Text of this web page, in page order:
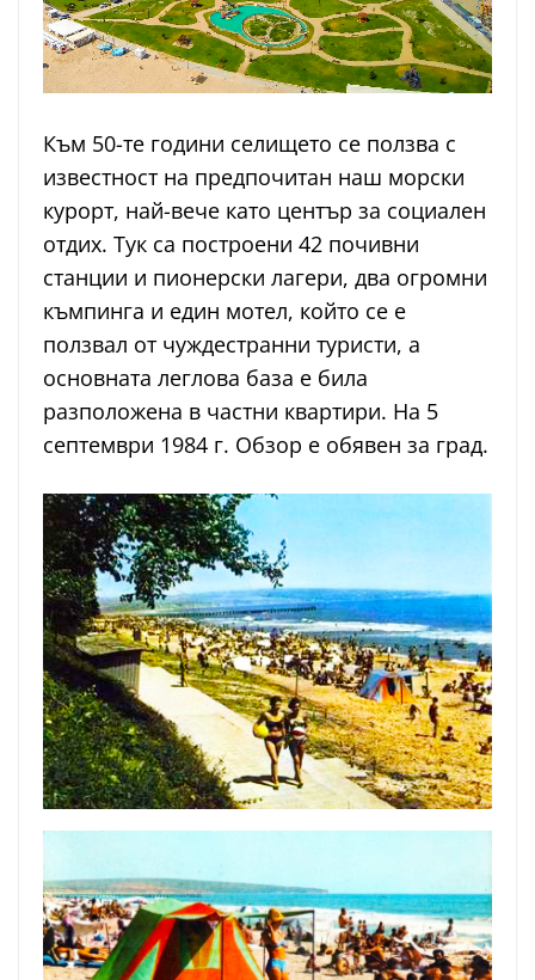
Към 50-те години селището се ползва с
известност на предпочитан наш морски
курорт, най-вече като център за социален
отдих. Тук са построени 42 почивни
станции и пионерски лагери, два огромни
къмпинга и един мотел, който се е
ползвал от чуждестранни туристи, а
основната леглова база е била
разположена в частни квартири. На 5
септември 1984 г. Обзор е обявен за град.